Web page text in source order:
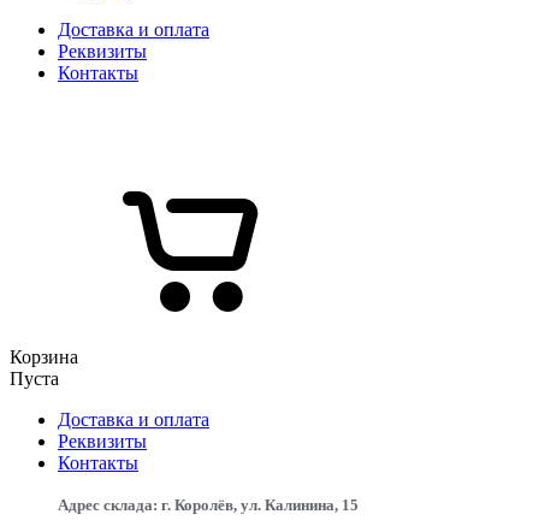
Доставка и оплата
Реквизиты
Контакты
Корзина
Пуста
Доставка и оплата
Реквизиты
Контакты
Адрес склада: г. Королёв, ул. Калинина, 15